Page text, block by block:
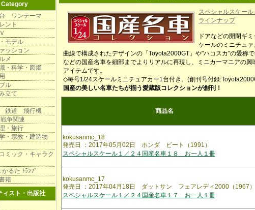
Category
ワンテーマ
ント
モデル
ッション
メ
・科学・図鑑
ル
立て
鉄道 飛行機
争関連
・旅行
・宗教・建造物
ミック・キャラク
るた ﾄﾗﾝﾌﾟ
籍
ィスト・出版社
スペシャルスケー
ラインナップ
ドアなどの開閉ギ
ケールのミニチュ
曲線で構成されたデザインの「Toyota2000GT」や"ハコスカ"の愛称
などの国産名車を細部までよりリアルに再現し、ミニカーマニアの
アイテムです。
◇毎号1/24スケールミニチュアカー1台付き。(創刊号付録
国産の美しい名車たちが揃う愛蔵版コレクションが創刊！
商品名
kokusanmc_18
発売日 ：2017年05月02日 ホンダ ビート（1991）
スペシャルスケール１／２４国産名車１８ お一人１冊
kokusanmc_17
発売日 ：2017年04月18日 ダットサン フェアレディ2000（1967）
スペシャルスケール１／２４国産名車１７ お一人１冊